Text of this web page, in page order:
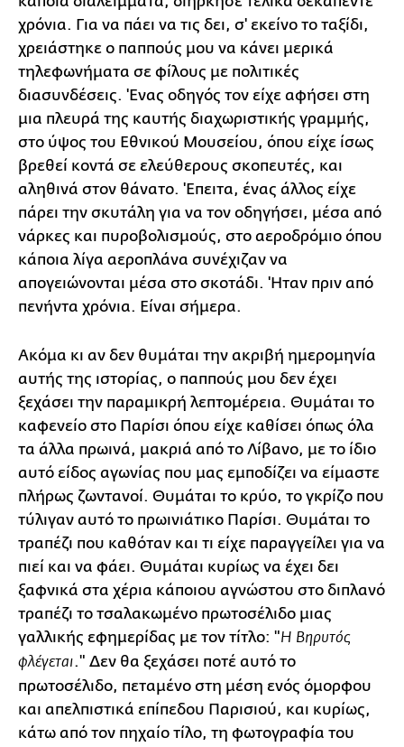
χρόνια. Για να πάει να τις δει, σ' εκείνο το ταξίδι,
χρειάστηκε ο παππούς μου να κάνει μερικά
τηλεφωνήματα σε φίλους με πολιτικές
διασυνδέσεις. 'Ενας οδηγός τον είχε αφήσει στη
μια πλευρά της καυτής διαχωριστικής γραμμής,
στο ύψος του Εθνικού Μουσείου, όπου είχε ίσως
βρεθεί κοντά σε ελεύθερους σκοπευτές, και
αληθινά στον θάνατο. 'Επειτα, ένας άλλος είχε
πάρει την σκυτάλη για να τον οδηγήσει, μέσα από
νάρκες και πυροβολισμούς, στο αεροδρόμιο όπου
κάποια λίγα αεροπλάνα συνέχιζαν να
απογειώνονται μέσα στο σκοτάδι. 'Ηταν πριν από
πενήντα χρόνια. Είναι σήμερα.
Ακόμα κι αν δεν θυμάται την ακριβή ημερομηνία
αυτής της ιστορίας, ο παππούς μου δεν έχει
ξεχάσει την παραμικρή λεπτομέρεια. Θυμάται το
καφενείο στο Παρίσι όπου είχε καθίσει όπως όλα
τα άλλα πρωινά, μακριά από το Λίβανο, με το ίδιο
αυτό είδος αγωνίας που μας εμποδίζει να είμαστε
πλήρως ζωντανοί. Θυμάται το κρύο, το γκρίζο που
τύλιγαν αυτό το πρωινιάτικο Παρίσι. Θυμάται το
τραπέζι που καθόταν και τι είχε παραγγείλει για να
πιεί και να φάει. Θυμάται κυρίως να έχει δει
ξαφνικά στα χέρια κάποιου αγνώστου στο διπλανό
τραπέζι το τσαλακωμένο πρωτοσέλιδο μιας
γαλλικής εφημερίδας με τον τίτλο: "Η Βηρυτός
φλέγεται." Δεν θα ξεχάσει ποτέ αυτό το
πρωτοσέλιδο, πεταμένο στη μέση ενός όμορφου
και απελπιστικά επίπεδου Παρισιού, και κυρίως,
κάτω από τον πηχαίο τίλο, τη φωτογραφία του